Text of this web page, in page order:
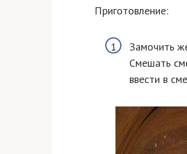
Приготовление:
Замочить
Смешать
ввести в